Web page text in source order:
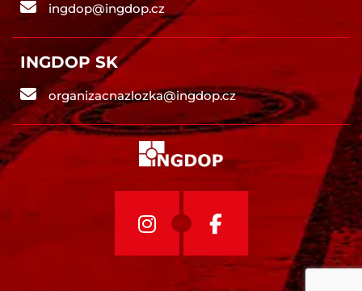
ingdop@ingdop.cz
INGDOP SK
organizacnazlozka@ingdop.cz